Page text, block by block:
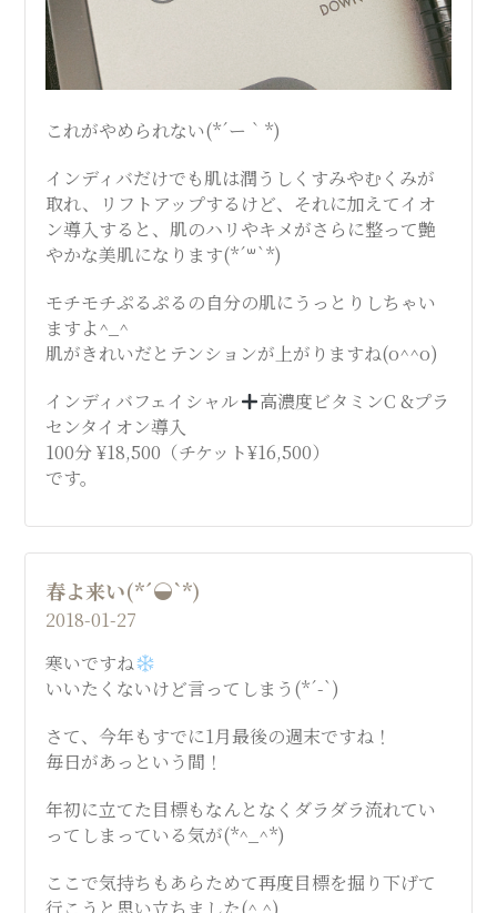
SAYU
CHIGASAKI
SALON
これがやめられない(*´ー｀*)
インディバだけでも肌は潤うしくすみやむくみが
取れ、リフトアップするけど、それに加えてイオ
ン導入すると、肌のハリやキメがさらに整って艶
やかな美肌になります(*´꒳`*)
モチモチぷるぷるの自分の肌にうっとりしちゃい
ますよ^_^
肌がきれいだとテンションが上がりますね(o^^o)
インディバフェイシャル
高濃度ビタミンC &プラ
センタイオン導入
100分 ¥18,500（チケット¥16,500）
です。
春よ来い(*´◒`*)
2018-01-27
寒いですね
いいたくないけど言ってしまう(*´-`)
さて、今年もすでに1月最後の週末ですね！
毎日があっという間！
年初に立てた目標もなんとなくダラダラ流れてい
ってしまっている気が(*^_^*)
ここで気持ちもあらためて再度目標を掘り下げて